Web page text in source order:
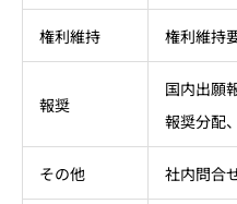
権利維持 権利維持
報奨
国内出願
報奨分配
その他 社内問合